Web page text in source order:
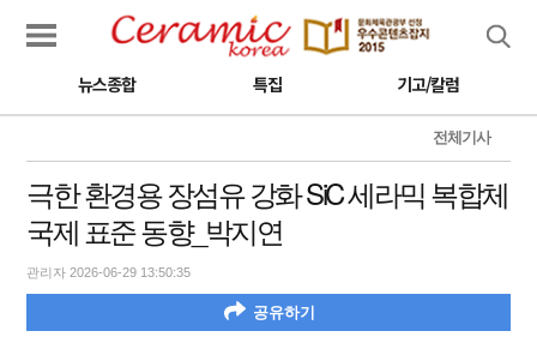
뉴스종합 특집 기고/칼럼
전체기사
극한 환경용 장섬유 강화 SiC 세라믹 복합체
국제 표준 동향_박지연
관리자 2026-06-29 13:50:35
공유하기
검색